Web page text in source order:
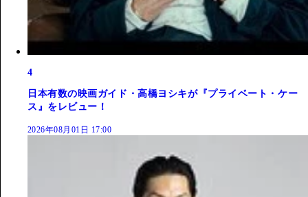
4
日本有数の映画ガイド・高橋ヨシキが『プライベート・ケー
ス』をレビュー！
2026年08月01日 17:00